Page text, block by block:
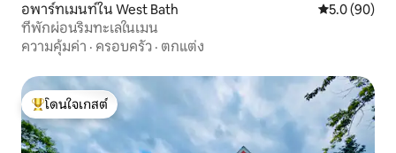
อพาร์ทเมนท์ใน West Bath คะแนนเฉลี่ย
5.0 (90)
ที่พักผ่อนริมทะเลในเมน
ความคุ้มค่า · ครอบครัว · ตกแต่ง
โดนใจเกสต์ที่สุด
โดนใจเกสต์